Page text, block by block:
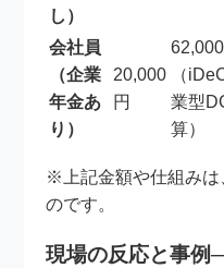
し）
会社員
（企業
年金あ
り）
20,000
円
（
業型
算）
※上記金額や仕組みは
のです。
現場の反応と事例